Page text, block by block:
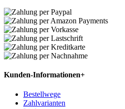
Kunden-Informationen+
Bestellwege
Zahlvarianten